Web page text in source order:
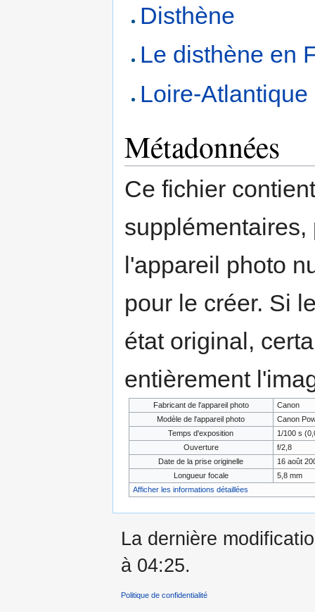
Disthène
Le disthène en
Loire-
Métadonnées
Ce fichier
l'appareil photo
pour le créer. Si
état original,
entièrement
Fabricant de l'appareil photo
Canon
Modèle de l'appareil photo
Canon
Temps d'exposition
1/100 s
Ouverture
f/2,8
Date de la prise originelle
16 août
Longueur focale
5,8 mm
Afficher les informations détaillées
La dernière
à 04:25.
Politique de confidentialité